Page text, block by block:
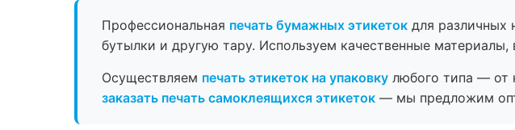
Профессиональная печать бумажных этикеток для различных
бутылки и другую тару. Используем качественные материалы,
Осуществляем печать этикеток на упаковку любого типа — от
заказать печать самоклеящихся этикеток — мы предложим